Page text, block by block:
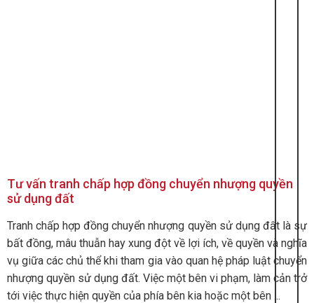
Tư vấn tranh chấp hợp đồng chuyển nhượng quyền
sử dụng đất
Tranh chấp hợp đồng chuyển nhượng quyền sử dụng đất là sự
bất đồng, mâu thuẫn hay xung đột về lợi ích, về quyền và nghĩa
vụ giữa các chủ thể khi tham gia vào quan hệ pháp luật chuyển
nhượng quyền sử dụng đất. Việc một bên vi phạm, làm cản trở
tới việc thực hiện quyền của phía bên kia hoặc một bên ...